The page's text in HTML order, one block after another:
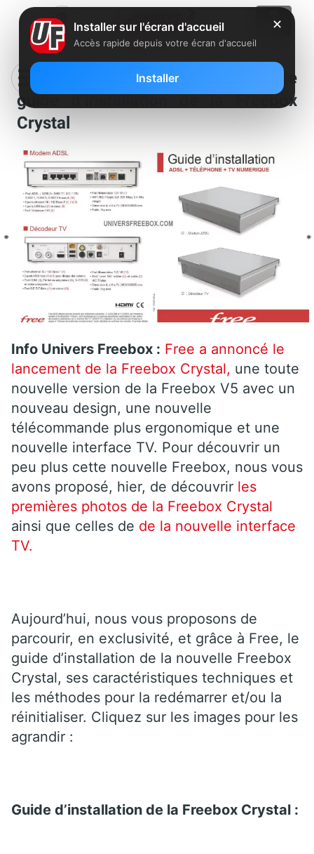
Découvrez, en avant-première, le
guide d’installation de la Freebox
Crystal
Info Univers Freebox : Free a annoncé le
lancement de la Freebox Crystal, une toute
nouvelle version de la Freebox V5 avec un
nouveau design, une nouvelle
télécommande plus ergonomique et une
nouvelle interface TV. Pour découvrir un
peu plus cette nouvelle Freebox, nous vous
avons proposé, hier, de découvrir les
premières photos de la Freebox Crystal
ainsi que celles de de la nouvelle interface
TV.
Aujourd’hui, nous vous proposons de
parcourir, en exclusivité, et grâce à Free, le
guide d’installation de la nouvelle Freebox
Crystal, ses caractéristiques techniques et
les méthodes pour la redémarrer et/ou la
réinitialiser. Cliquez sur les images pour les
agrandir :
Guide d’installation de la Freebox Crystal :
✕
Installer sur l'écran d'accueil
Accès rapide depuis votre écran d'accueil
Installer